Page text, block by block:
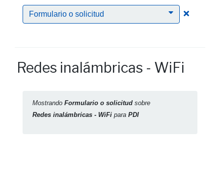
Formulario o solicitud Clic
Redes inalámbricas - WiFi
Mostrando Formulario o solicitud sobre
Redes inalámbricas - WiFi para PDI